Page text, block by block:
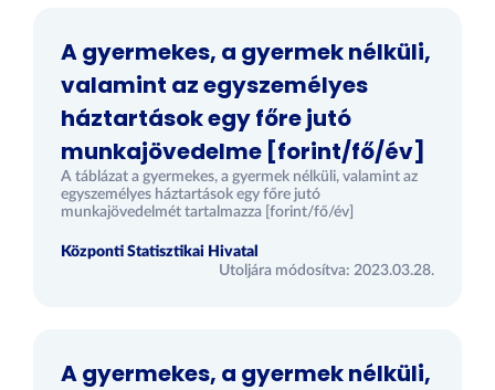
A gyermekes, a gyermek nélküli,
valamint az egyszemélyes
háztartások egy főre jutó
munkajövedelme [forint/fő/év]
A táblázat a gyermekes, a gyermek nélküli, valamint az
egyszemélyes háztartások egy főre jutó
munkajövedelmét tartalmazza [forint/fő/év]
Központi Statisztikai Hivatal
Utoljára módosítva: 2023.03.28.
A gyermekes, a gyermek nélküli,